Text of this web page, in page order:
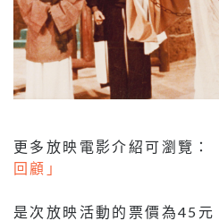
更多放映電影介紹可瀏覽：
回顧」
是次放映活動的票價為45